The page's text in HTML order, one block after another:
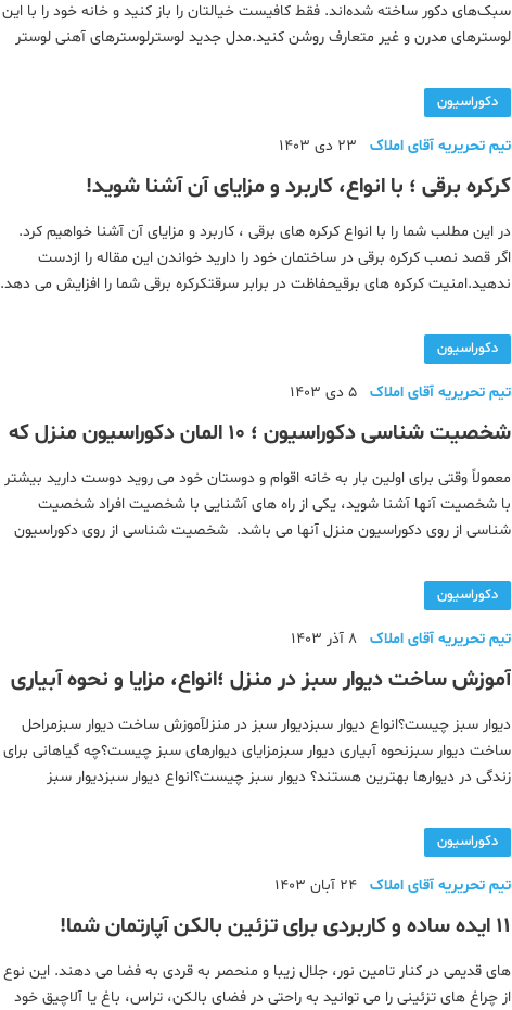
سبک‌های دکور ساخته شده‌اند. فقط کافیست خیالتان را باز کنید و خانه خود را با این
لوسترهای مدرن و غیر متعارف روشن کنید.مدل جدید لوسترلوسترهای آهنی لوستر
دکوراسیون
تیم تحریریه آقای املاک 23 دی 1403
کرکره برقی ؛ با انواع، کاربرد و مزایای آن آشنا شوید!
در این مطلب شما را با انواع کرکره های برقی ، کاربرد و مزایای آن آشنا خواهیم کرد.
اگر قصد نصب کرکره برقی در ساختمان خود را دارید خواندن این مقاله را ازدست
ندهید.امنیت کرکره های برقیحفاظت در برابر سرقتکرکره برقی شما را افزایش می دهد.
دکوراسیون
تیم تحریریه آقای املاک 5 دی 1403
شخصیت شناسی دکوراسیون ؛ ۱۰ المان دکوراسیون منزل که
از شخصیت شما می گوید
معمولاً وقتی برای اولین بار به خانه اقوام و دوستان خود می روید دوست دارید بیشتر
با شخصیت آنها آشنا شوید، یکی از راه های آشنایی با شخصیت افراد شخصیت
شناسی از روی دکوراسیون منزل آنها می باشد. شخصیت شناسی از روی دکوراسیون
خصوصیات
دکوراسیون
تیم تحریریه آقای املاک 8 آذر 1403
آموزش ساخت دیوار سبز در منزل ؛انواع، مزایا و نحوه آبیاری
دیوار سبز چیست؟انواع دیوار سبزدیوار سبز در منزلآموزش ساخت دیوار سبزمراحل
ساخت دیوار سبزنحوه آبیاری دیوار سبزمزایای دیوارهای سبز چیست؟چه گیاهانی برای
زندگی در دیوارها بهترین هستند؟ دیوار سبز چیست؟انواع دیوار سبزدیوار سبز
دکوراسیون
تیم تحریریه آقای املاک 24 آبان 1403
11 ایده ساده و کاربردی برای تزئین بالکن آپارتمان شما!
های قدیمی در کنار تامین نور، جلال زیبا و منحصر به قردی به فضا می‌ دهند. این نوع
از چراغ های تزئینی را می توانید به راحتی در فضای بالکن، تراس، باغ یا آلاچیق خود